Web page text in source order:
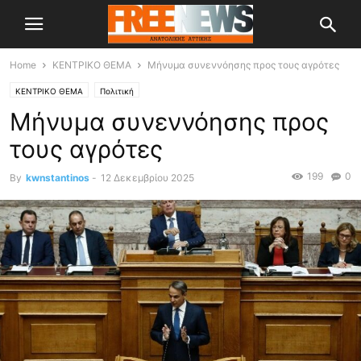
Home ΚΕΝΤΡΙΚΟ ΘΕΜΑ Μήνυμα συνεννόησης προς τους αγρότες
ΚΕΝΤΡΙΚΟ ΘΕΜΑ Πολιτική
Μήνυμα συνεννόησης προς
τους αγρότες
By kwnstantinos - 12 Δεκεμβρίου 2025 0
199